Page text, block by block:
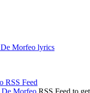
Morfeo lyrics
De Morfeo RSS Feed to